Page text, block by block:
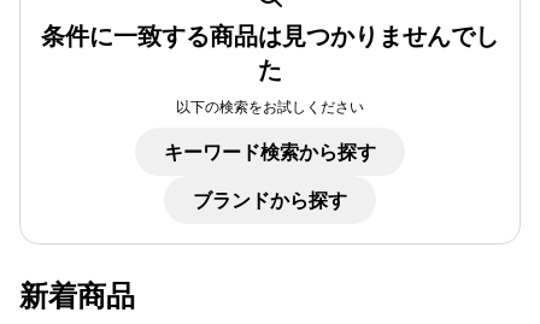
条件に一致する商品は見つかりませんでし
た
以下の検索をお試しください
キーワード検索から探す
ブランドから探す
新着商品